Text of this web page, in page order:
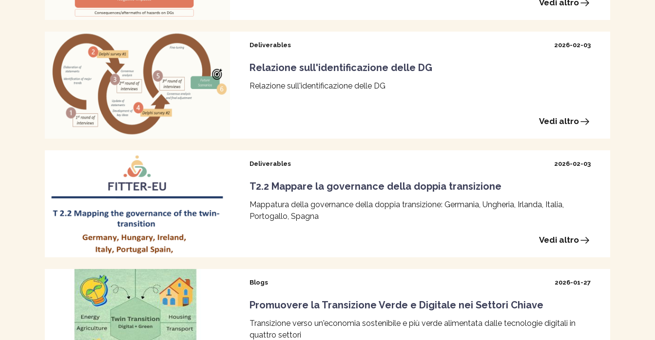
Vedi altro
Deliverables 2026-02-03
Relazione sull'identificazione delle DG
Relazione sull'identificazione delle DG
Vedi altro
Deliverables 2026-02-03
T2.2 Mappare la governance della doppia transizione
Mappatura della governance della doppia transizione: Germania, Ungheria, Irlanda, Italia,
Portogallo, Spagna
Vedi altro
Blogs 2026-01-27
Promuovere la Transizione Verde e Digitale nei Settori Chiave
Transizione verso un'economia sostenibile e più verde alimentata dalle tecnologie digitali in
quattro settori